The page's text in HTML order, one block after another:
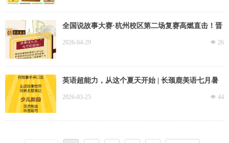
全国说故事大赛·杭州校区第二场复赛高燃直击！晋
넶 26
2026-04-29
英语超能力，从这个夏天开始 | 长颈鹿美语七月暑
넶 44
2026-03-25